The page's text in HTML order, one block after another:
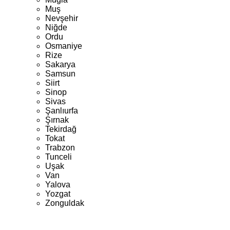
Muş
Nevşehir
Niğde
Ordu
Osmaniye
Rize
Sakarya
Samsun
Siirt
Sinop
Sivas
Şanlıurfa
Şırnak
Tekirdağ
Tokat
Trabzon
Tunceli
Uşak
Van
Yalova
Yozgat
Zonguldak